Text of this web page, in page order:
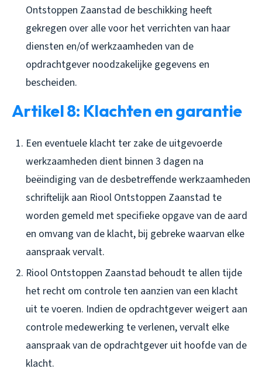
Ontstoppen Zaanstad de beschikking heeft
gekregen over alle voor het verrichten van haar
diensten en/of werkzaamheden van de
opdrachtgever noodzakelijke gegevens en
bescheiden.
Artikel 8: Klachten en garantie
Een eventuele klacht ter zake de uitgevoerde
werkzaamheden dient binnen 3 dagen na
beëindiging van de desbetreffende werkzaamheden
schriftelijk aan Riool Ontstoppen Zaanstad te
worden gemeld met specifieke opgave van de aard
en omvang van de klacht, bij gebreke waarvan elke
aanspraak vervalt.
Riool Ontstoppen Zaanstad behoudt te allen tijde
het recht om controle ten aanzien van een klacht
uit te voeren. Indien de opdrachtgever weigert aan
controle medewerking te verlenen, vervalt elke
aanspraak van de opdrachtgever uit hoofde van de
klacht.